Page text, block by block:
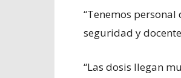
“Tenemos
seguridad y
“Las dosis llegan